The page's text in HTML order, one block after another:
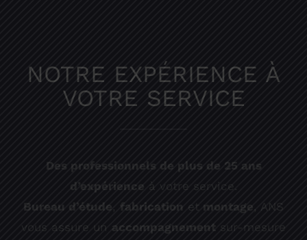
NOTRE EXPÉRIENCE À
VOTRE SERVICE
Des professionnels de plus de 25 ans
d’expérience à votre service.
Bureau d’étude
fabrication et montage, ANS
vous assure un accompagnement sur-mesure